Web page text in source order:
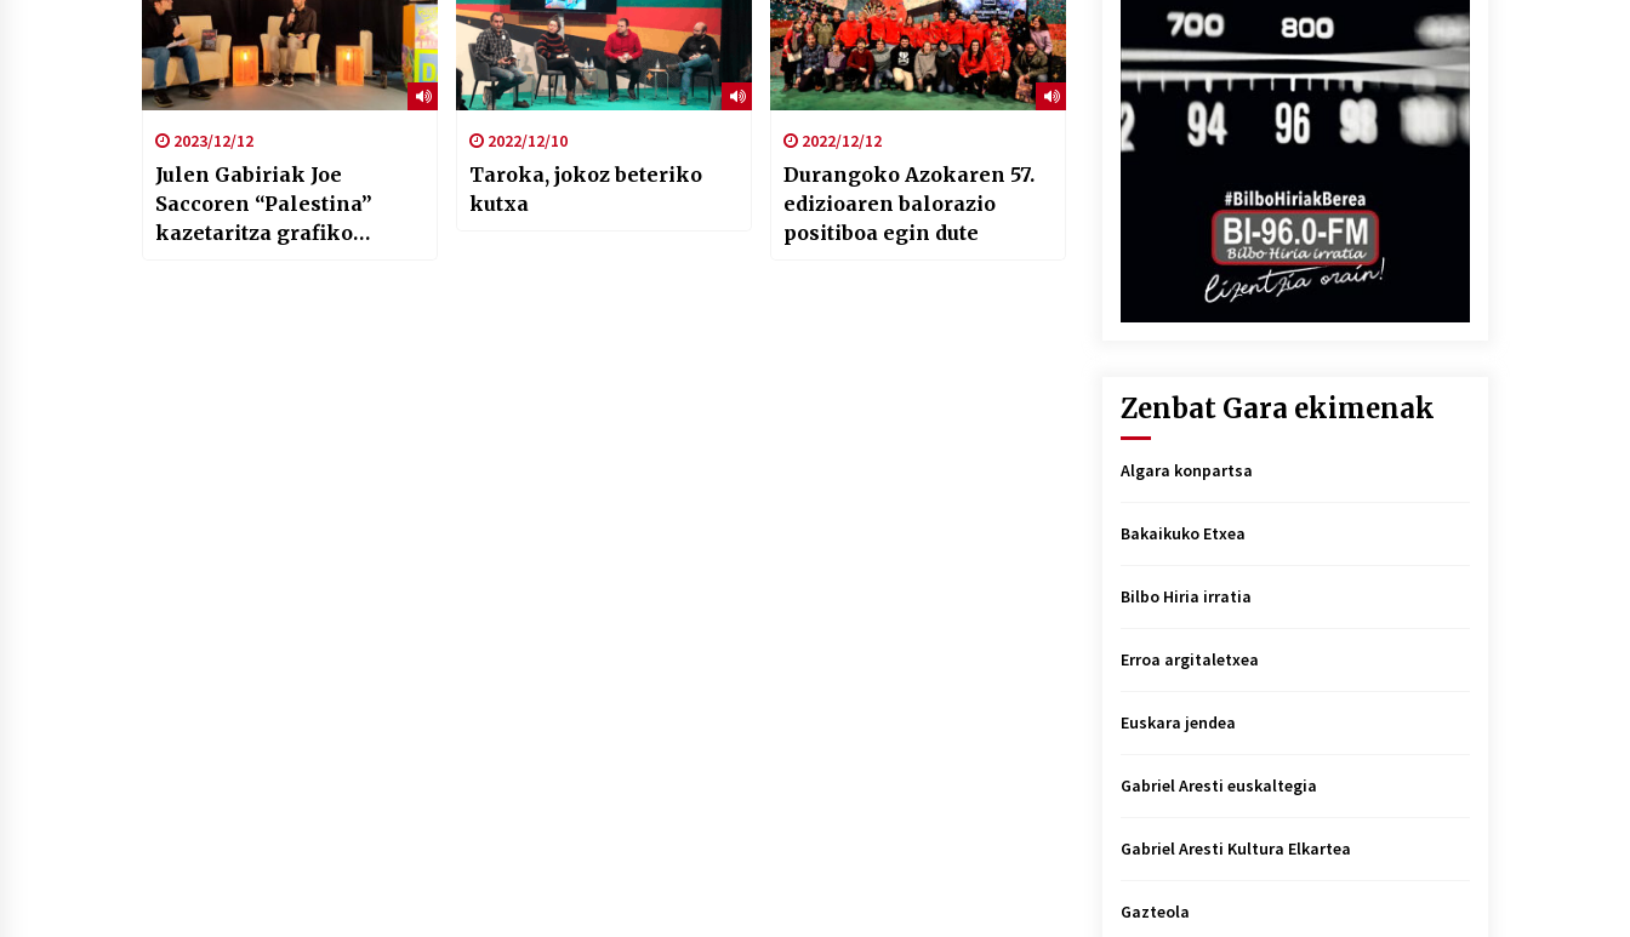
2023/12/12
Julen Gabiriak Joe
Saccoren “Palestina”
kazetaritza grafiko
2022/12/10
Taroka, jokoz beteriko
kutxa
2022/12/12
Durangoko Azokaren 57.
edizioaren balorazio
positiboa egin dute
Zenbat Gara ekimenak
Algara konpartsa
Bakaikuko Etxea
Bilbo Hiria irratia
Erroa argitaletxea
Euskara jendea
Gabriel Aresti euskaltegia
Gabriel Aresti Kultura Elkartea
Gazteola